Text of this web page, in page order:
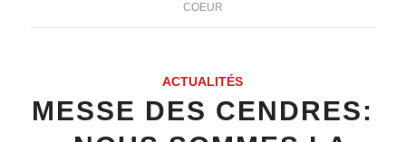
COEUR
ACTUALITÉS
MESSE DES CENDRES: